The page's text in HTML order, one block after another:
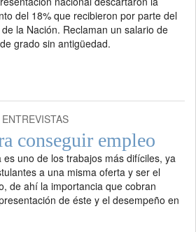
del 18% que recibieron por parte del
la Nación. Reclaman un salario de
grado sin antigüedad.
conseguir empleo
uno de los trabajos más difíciles, ya
a una misma oferta y ser el
de ahí la importancia que cobran
de éste y el desempeño en